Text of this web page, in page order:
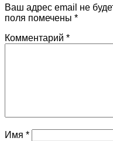
Ваш адрес email не
поля помечены *
Комментарий *
Имя *